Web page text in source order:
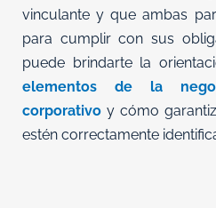
vinculante y que ambas
para cumplir con sus
puede brindarte la
elementos de la
corporativo y cómo
estén correctamente